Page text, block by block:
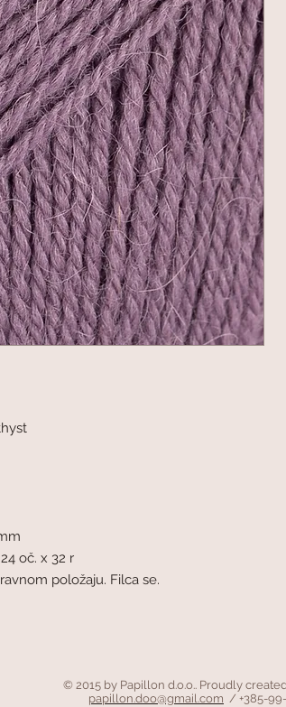
oč. x 32 r
položaju. Filca se.
© 2015 by Papillon d.o.o.. Proudly
papillon.doo@gmail.com / +385-